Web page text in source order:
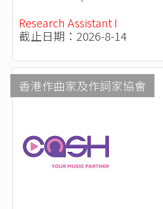
Research Assistant I
截止日期：2026-8-14
香港作曲家及作詞家協會